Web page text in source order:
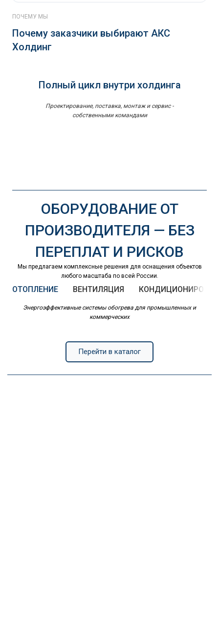
ПОЧЕМУ МЫ
Почему заказчики выбирают АКС
Холдинг
Полный цикл внутри холдинга
Проектирование, поставка, монтаж и сервис -
собственными командами
ОБОРУДОВАНИЕ ОТ
ПРОИЗВОДИТЕЛЯ — БЕЗ
ПЕРЕПЛАТ И РИСКОВ
Мы предлагаем комплексные решения для оснащения объектов
любого масштаба по всей России.
ОТОПЛЕНИЕ ВЕНТИЛЯЦИЯ
Энергоэффективные системы обогрева для промышленных и
коммерческих
Перейти в каталог